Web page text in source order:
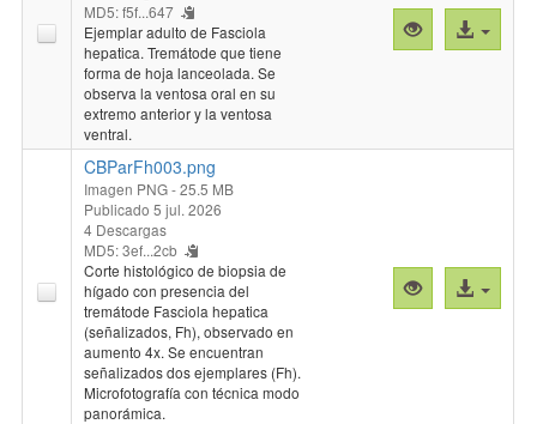
MD5: f5f...647
Ejemplar adulto de Fasciola
hepatica. Tremátode que tiene
forma de hoja lanceolada. Se
observa la ventosa oral en su
extremo anterior y la ventosa
ventral.
Vista
previa
Acceso
al
CBParFh003.png
Imagen PNG- 25.5 MB
Publicado 5 jul. 2026
4 Descargas
MD5: 3ef...2cb
Corte histológico de biopsia de
hígado con presencia del
tremátode Fasciola hepatica
(señalizados, Fh), observado en
aumento 4x. Se encuentran
señalizados dos ejemplares (Fh).
Microfotografía con técnica modo
panorámica.
Vista
previa
Acceso
al